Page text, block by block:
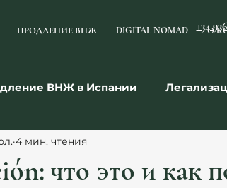
ПРОДЛЕНИЕ ВНЖ DIGITAL NOMAD О
+34
ВНЖ в Испании
Право и договоры
что это и как
4 мин. чтения